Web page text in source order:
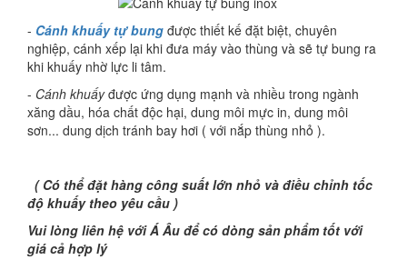
- Cánh khuấy tự bung được thiết kế đặt biệt, chuyên
nghiệp, cánh xếp lại khi đưa máy vào thùng và sẽ tự bung ra
khi khuấy nhờ lực li tâm.
- Cánh khuấyđược ứng dụng mạnh và nhiều trong ngành
xăng dầu, hóa chất độc hại, dung môi mực in, dung môi
sơn... dung dịch tránh bay hơi ( với nắp thùng nhỏ ).
( Có thể đặt hàng công suất lớn nhỏ và điều chỉnh tốc
độ khuấy theo yêu cầu )
Vui lòng liên hệ với Á Âu để có dòng sản phẩm tốt với
giá cả hợp lý